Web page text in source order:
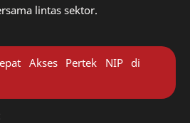
lintas sektor.
Akses Pertek NIP di